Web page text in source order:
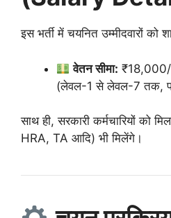
इस भर्ती में चयनित उम्मीदवारों को
वेतन सीमा:
(लेवल-1 से लेवल-7 तक,
साथ ही, सरकारी कर्मचारियों को
HRA, TA आदि) भी मिलेंगे।